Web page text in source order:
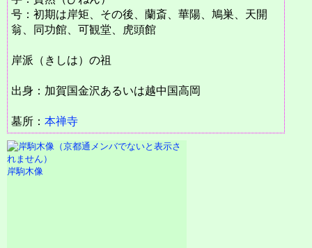
号：初期は岸矩、その後、蘭斎、華陽、鳩巣、天開
翁、同功館、可観堂、虎頭館
岸派（きしは）の祖
出身：加賀国金沢あるいは越中国高岡
墓所： 本禅寺
岸駒木像